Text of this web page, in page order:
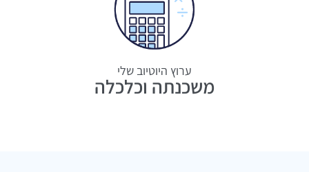
ערוץ היוטיוב שלי
משכנתה וכלכלה